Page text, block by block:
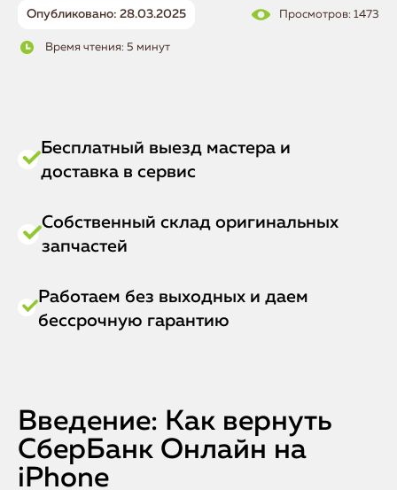
Опубликовано: 28.03.2025 Просмотров: 1473
Время чтения: 5 минут
Бесплатный выезд мастера и
доставка в сервис
Собственный склад оригинальных
запчастей
Работаем без выходных и даем
бессрочную гарантию
Введение: Как вернуть
СберБанк Онлайн на
iPhone